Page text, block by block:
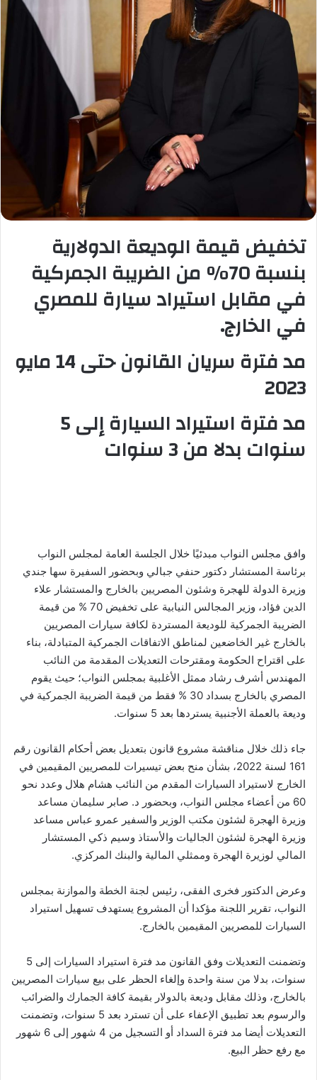
تخفيض قيمة الوديعة الدولارية
بنسبة 70٪؜ من الضريبة الجمركية
في مقابل استيراد سيارة للمصري
في الخارج.
مد فترة سريان القانون حتى 14 مايو
2023
مد فترة استيراد السيارة إلى 5
سنوات بدلا من 3 سنوات
وافق مجلس النواب مبدئيًا خلال الجلسة العامة لمجلس النواب
برئاسة المستشار دكتور حنفي جبالي وبحضور السفيرة سها جندي
وزيرة الدولة للهجرة وشئون المصريين بالخارج والمستشار علاء
الدين فؤاد، وزير المجالس النيابية على تخفيض 70 % من قيمة
الضريبة الجمركية للوديعة المستردة لكافة سيارات المصريين
بالخارج غير الخاضعين لمناطق الاتفاقات الجمركية المتبادلة، بناء
على اقتراح الحكومة ومقترحات التعديلات المقدمة من النائب
المهندس أشرف رشاد ممثل الأغلبية بمجلس النواب؛ حيث يقوم
المصري بالخارج بسداد 30 % فقط من قيمة الضريبة الجمركية في
وديعة بالعملة الأجنبية يستردها بعد 5 سنوات.
جاء ذلك خلال مناقشة مشروع قانون بتعديل بعض أحكام القانون رقم
161 لسنة 2022، بشأن منح بعض تيسيرات للمصريين المقيمين في
الخارج لاستيراد السيارات المقدم من النائب هشام هلال وعدد نحو
60 من أعضاء مجلس النواب، وبحضور د. صابر سليمان مساعد
وزيرة الهجرة لشئون مكتب الوزير والسفير عمرو عباس مساعد
وزيرة الهجرة لشئون الجاليات والأستاذ وسيم ذكي المستشار
المالي لوزيرة الهجرة وممثلي المالية والبنك المركزي.
وعرض الدكتور فخرى الفقى، رئيس لجنة الخطة والموازنة بمجلس
النواب، تقرير اللجنة مؤكدا أن المشروع يستهدف تسهيل استيراد
السيارات للمصريين المقيمين بالخارج.
وتضمنت التعديلات وفق القانون مد فترة استيراد السيارات إلى 5
سنوات، بدلا من سنة واحدة وإلغاء الحظر على بيع سيارات المصريين
بالخارج، وذلك مقابل وديعة بالدولار بقيمة كافة الجمارك والضرائب
والرسوم بعد تطبيق الإعفاء على أن تسترد بعد 5 سنوات، وتضمنت
التعديلات أيضا مد فترة السداد أو التسجيل من 4 شهور إلى 6 شهور
مع رفع حظر البيع.